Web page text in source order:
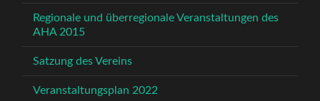
Regionale und überregionale Veranstaltungen des
AHA 2015
Satzung des Vereins
Veranstaltungsplan 2022